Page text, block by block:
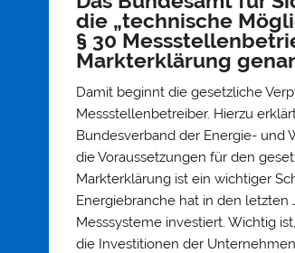
die „technische
§ 30
Markterklärung
Damit beginnt die gesetzliche
Messstellenbetreiber. Hierzu
Bundesverband der Energie- und
die Voraussetzungen für den
Markterklärung ist ein wichtiger
Energiebranche hat in den
Messsysteme investiert. Wichtig
die Investitionen der